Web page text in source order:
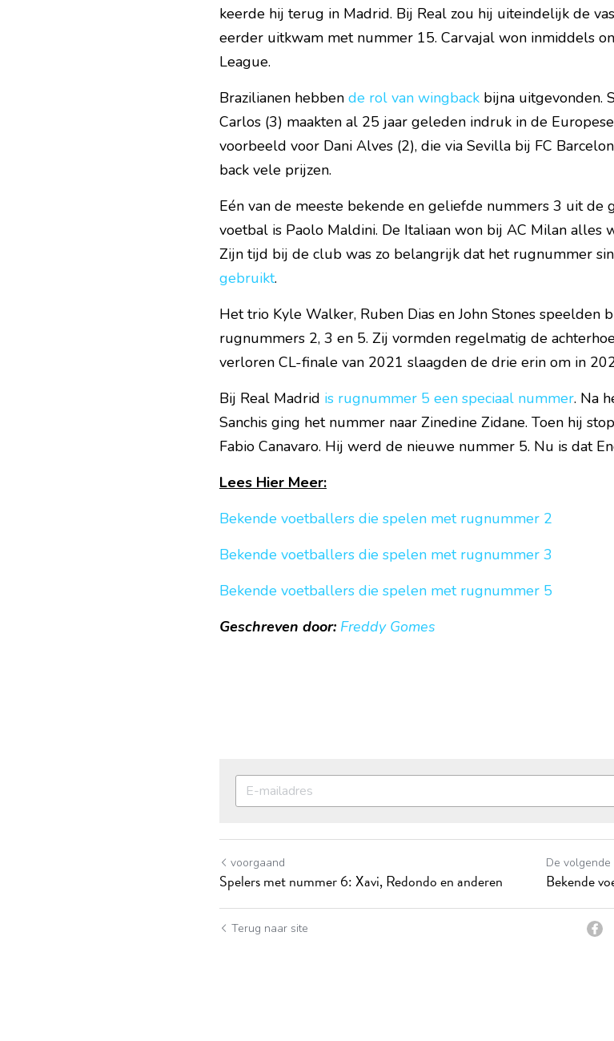
keerde hij terug in Madrid. Bij Real zou hij uiteindelijk de
eerder uitkwam met nummer 15. Carvajal won inmiddels
League.
Brazilianen hebben de rol van wingback bijna uitgevonden.
Carlos (3) maakten al 25 jaar geleden indruk in de
voorbeeld voor Dani Alves (2), die via Sevilla bij FC
back vele prijzen.
Eén van de meeste bekende en geliefde nummers 3 uit de
voetbal is Paolo Maldini. De Italiaan won bij AC Milan alles
Zijn tijd bij de club was zo belangrijk dat het rugnummer
gebruikt.
Het trio Kyle Walker, Ruben Dias en John Stones speelden
rugnummers 2, 3 en 5. Zij vormden regelmatig de
verloren CL-finale van 2021 slaagden de drie erin om in
Bij Real Madrid is rugnummer 5 een speciaal nummer. Na
Sanchis ging het nummer naar Zinedine Zidane. Toen hij
Fabio Canavaro. Hij werd de nieuwe nummer 5. Nu is dat
Lees Hier Meer:
Bekende voetballers die spelen met rugnummer 2
Bekende voetballers die spelen met rugnummer 3
Bekende voetballers die spelen met rugnummer 5
Geschreven door: Freddy Gomes
voorgaand
Spelers met nummer 6: Xavi, Redondo en anderen
De volgende
Bekende
Terug naar site